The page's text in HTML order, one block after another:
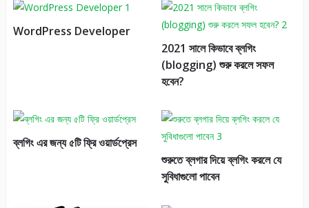
WordPress Developer
2021 সালে কিভাবে ব্লগিং
(blogging) শুরু করলে সফল
হবেন?
ব্লগিং এর জন্য ৫টি ফ্রি ওয়ার্ডপ্রেস
শুরুতে ব্লগার দিয়ে ব্লগিং করলে যে
সুবিধাগুলো পাবেন